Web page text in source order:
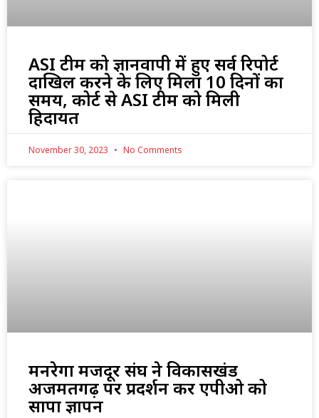
ASI टीम को ज्ञानवापी में हुए सर्व रिपोर्ट
दाखिल करने के लिए मिला 10 दिनों का
समय, कोर्ट से ASI टीम को मिली
हिदायत
November 30, 2023 No Comments
मनरेगा मजदूर संघ ने विकासखंड
अजमतगढ़ पर प्रदर्शन कर एपीओ को
सौंपा ज्ञापन